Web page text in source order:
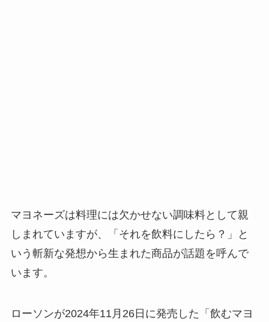
マヨネーズは料理には欠かせない調味料として親
しまれていますが、「それを飲料にしたら？」と
いう斬新な発想から生まれた商品が話題を呼んで
います。
ローソンが2024年11月26日に発売した「飲むマヨ